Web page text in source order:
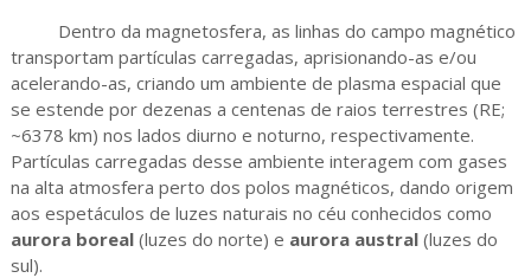
Dentro da magnetosfera, as linhas do campo magnético
transportam partículas carregadas, aprisionando-as e/ou
acelerando-as, criando um ambiente de plasma espacial que
se estende por dezenas a centenas de raios terrestres (RE;
~6378 km) nos lados diurno e noturno, respectivamente.
Partículas carregadas desse ambiente interagem com gases
na alta atmosfera perto dos polos magnéticos, dando origem
aos espetáculos de luzes naturais no céu conhecidos como
aurora boreal(luzes do norte) e aurora austral(luzes do
sul).